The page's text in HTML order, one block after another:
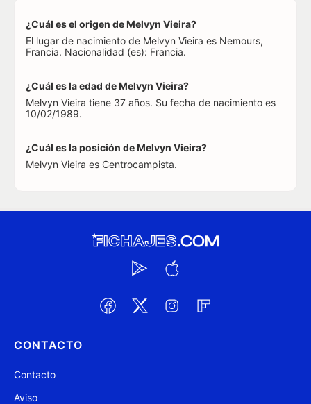
¿Cuál es el origen de Melvyn Vieira?
El lugar de nacimiento de Melvyn Vieira es Nemours,
Francia. Nacionalidad (es): Francia.
¿Cuál es la edad de Melvyn Vieira?
Melvyn Vieira tiene 37 años. Su fecha de nacimiento es
10/02/1989.
¿Cuál es la posición de Melvyn Vieira?
Melvyn Vieira es Centrocampista.
CONTACTO
Contacto
Aviso